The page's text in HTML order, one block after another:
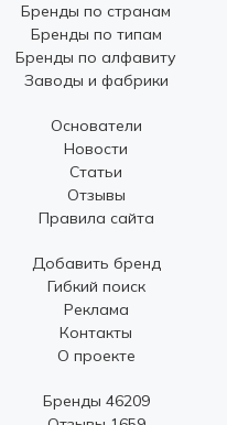
Бренды по странам
Бренды по типам
Бренды по алфавиту
Заводы и фабрики
Основатели
Новости
Статьи
Отзывы
Правила сайта
Добавить бренд
Гибкий поиск
Реклама
Контакты
О проекте
Бренды 46209